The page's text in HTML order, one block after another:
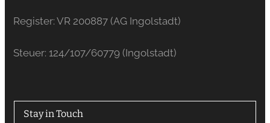
Register: VR 200887 (AG Ingolstadt)
Steuer: 124/107/60779 (Ingolstadt)
Stay in Touch